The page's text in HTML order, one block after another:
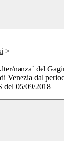
>
nanza` del
Venezia dal
05/09/2018